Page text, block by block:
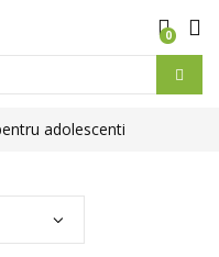
0
adolescenti